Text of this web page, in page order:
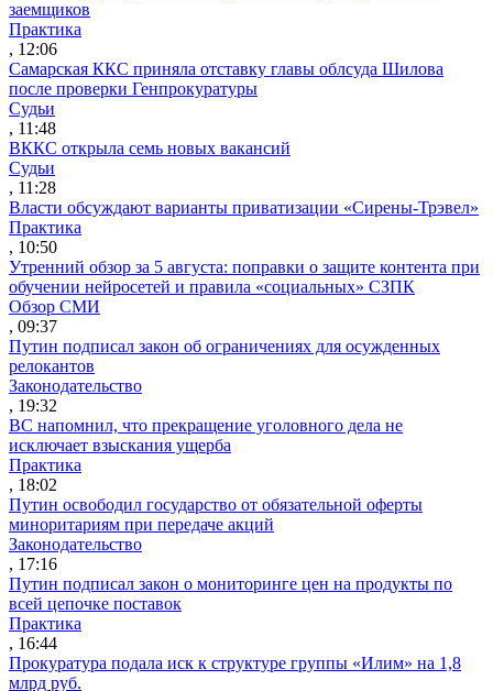
заемщиков
Практика
, 12:06
Самарская ККС приняла отставку главы облсуда Шилова
после проверки Генпрокуратуры
Судьи
, 11:48
ВККС открыла семь новых вакансий
Судьи
, 11:28
Власти обсуждают варианты приватизации «Сирены-Трэвел»
Практика
, 10:50
Утренний обзор за 5 августа: поправки о защите контента при
обучении нейросетей и правила «социальных» СЗПК
Обзор СМИ
, 09:37
Путин подписал закон об ограничениях для осужденных
релокантов
Законодательство
, 19:32
ВС напомнил, что прекращение уголовного дела не
исключает взыскания ущерба
Практика
, 18:02
Путин освободил государство от обязательной оферты
миноритариям при передаче акций
Законодательство
, 17:16
Путин подписал закон о мониторинге цен на продукты по
всей цепочке поставок
Практика
, 16:44
Прокуратура подала иск к структуре группы «Илим» на 1,8
млрд руб.